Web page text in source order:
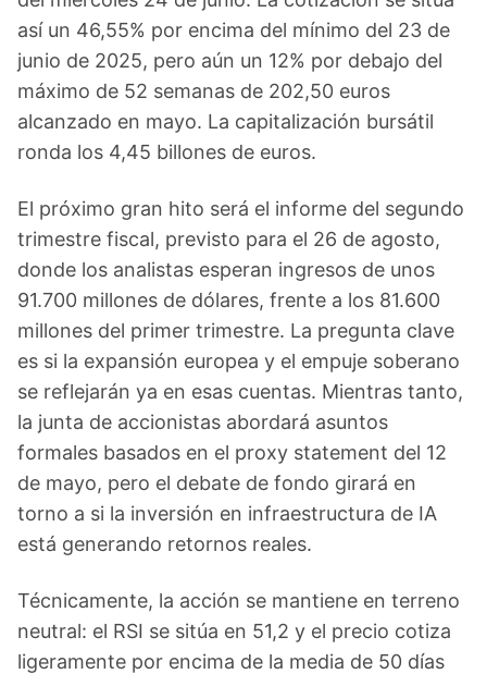
así un 46,55% por encima del mínimo del 23 de
junio de 2025, pero aún un 12% por debajo del
máximo de 52 semanas de 202,50 euros
alcanzado en mayo. La capitalización bursátil
ronda los 4,45 billones de euros.
El próximo gran hito será el informe del segundo
trimestre fiscal, previsto para el 26 de agosto,
donde los analistas esperan ingresos de unos
91.700 millones de dólares, frente a los 81.600
millones del primer trimestre. La pregunta clave
es si la expansión europea y el empuje soberano
se reflejarán ya en esas cuentas. Mientras tanto,
la junta de accionistas abordará asuntos
formales basados en el proxy statement del 12
de mayo, pero el debate de fondo girará en
torno a si la inversión en infraestructura de IA
está generando retornos reales.
Técnicamente, la acción se mantiene en terreno
neutral: el RSI se sitúa en 51,2 y el precio cotiza
ligeramente por encima de la media de 50 días